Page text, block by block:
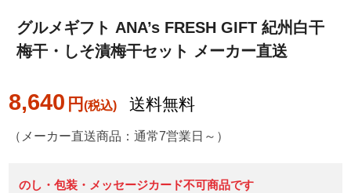
グルメギフト ANA’s FRESH GIFT 紀州白干
梅干・しそ漬梅干セット メーカー直送
8,640 円 送料無料
（メーカー直送商品：通常7営業日～）
のし・包装・メッセージカード不可商品です